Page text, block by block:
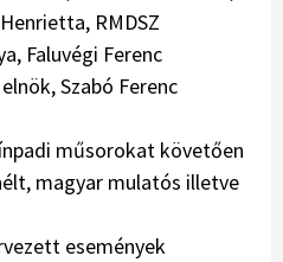
RMDSZ
Faluvégi Ferenc
Szabó Ferenc
műsorokat követően
magyar mulatós illetve
események